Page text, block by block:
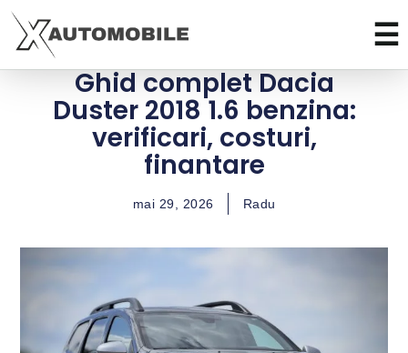
Ghid complet Dacia
Duster 2018 1.6 benzina:
verificari, costuri,
finantare
mai 29, 2026 Radu